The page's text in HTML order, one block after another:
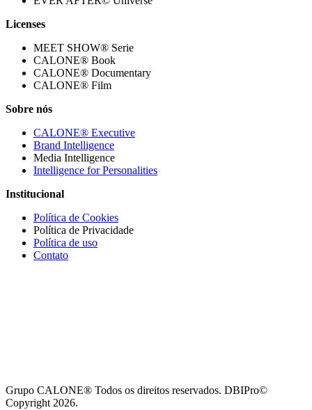
Licenses
MEET SHOW® Serie
CALONE® Book
CALONE® Documentary
CALONE® Film
Sobre nós
CALONE® Executive
Brand Intelligence
Media Intelligence
Intelligence for Personalities
Institucional
Política de Cookies
Política de Privacidade
Política de uso
Contato
Grupo CALONE® Todos os direitos reservados. DBIPro©
Copyright 2026.